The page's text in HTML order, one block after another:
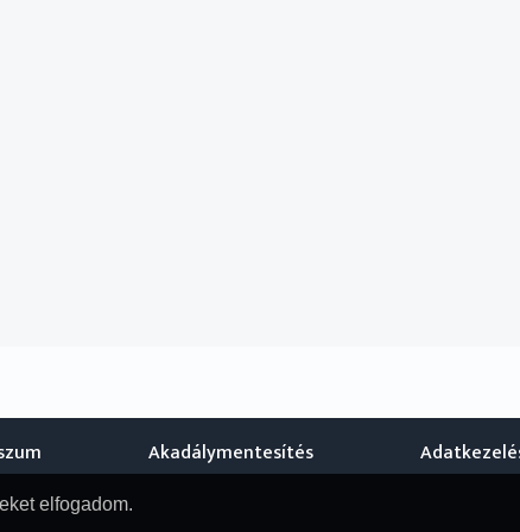
hat kislétszámú közössége, a bolgárok, görögök,
Akadálymentesítés
elfogadom.